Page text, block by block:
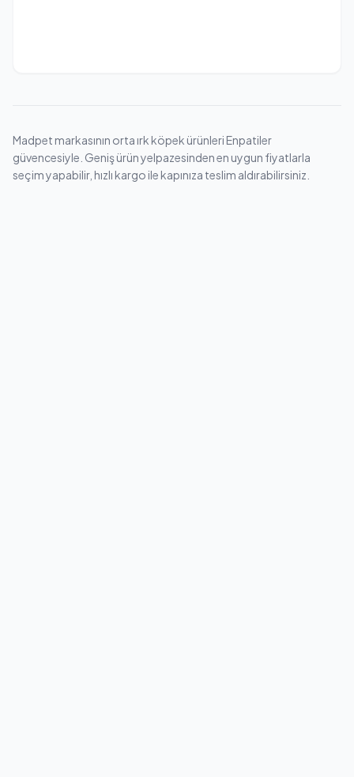
Madpet markasının orta ırk köpek ürünleri Enpatiler
güvencesiyle. Geniş ürün yelpazesinden en uygun fiyatlarla
seçim yapabilir, hızlı kargo ile kapınıza teslim aldırabilirsiniz.